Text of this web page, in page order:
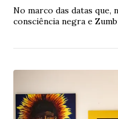
No marco das datas que,
consciência negra e